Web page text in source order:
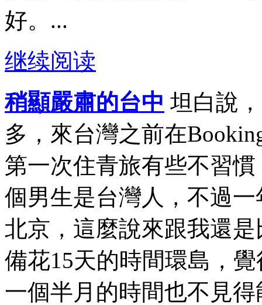
好。...
继续阅读
稍顯嚴肅的台中 坦白說
多，來台灣之前在
第一次住青旅有些不習
個男生是台灣人，不過
北京，這麼說來跟我還
備花15天的時間環島，
一個半月的時間也不見